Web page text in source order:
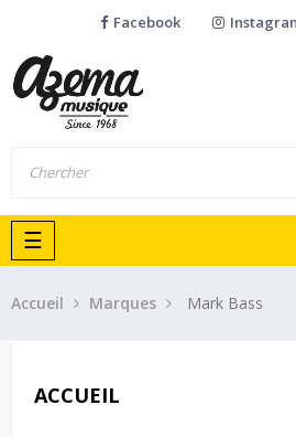
Facebook
Basculer
la
navigation
☰
Accueil Marques Mark Bass
ACCUEIL